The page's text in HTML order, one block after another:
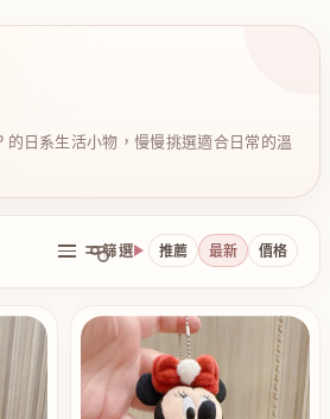
日系生活小物，慢慢挑選適合日常的溫
篩選 推薦 最新 價格